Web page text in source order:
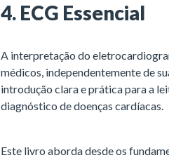
4. ECG Essencial
A interpretação do
médicos, independentemente de
introdução clara e prática para a
diagnóstico de doenças cardíacas.
Este livro aborda desde os